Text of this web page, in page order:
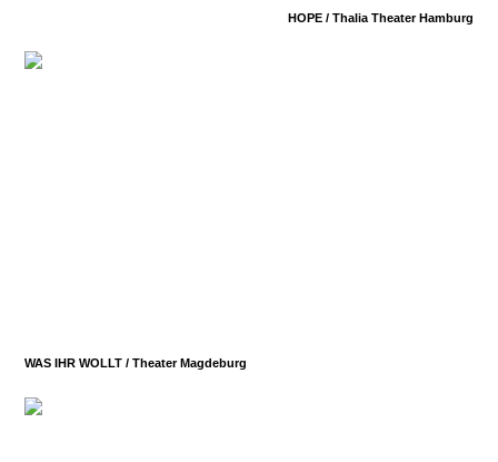
HOPE / Thalia Theater Hamburg
WAS IHR WOLLT /Theater Magdeburg